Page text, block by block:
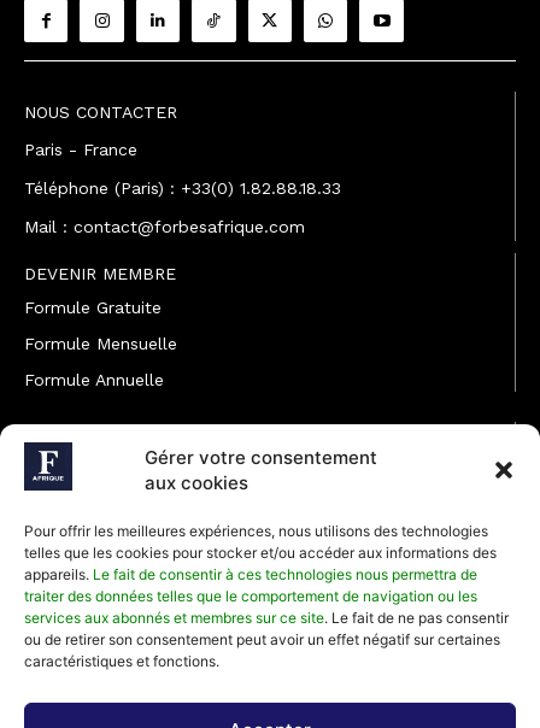
Gérer votre consentement
aux cookies
Pour offrir les meilleures expériences, nous utilisons des technologies
telles que les cookies pour stocker et/ou accéder aux informations des
appareils. Le fait de consentir à ces technologies nous permettra de
traiter des données telles que le comportement de navigation ou les
services aux abonnés et membres sur ce site. Le fait de ne pas consentir
ou de retirer son consentement peut avoir un effet négatif sur certaines
caractéristiques et fonctions.
NOUS CONTACTER
Paris - France
Téléphone (Paris) : +33(0) 1.82.88.18.33
Mail : contact@forbesafrique.com
DEVENIR MEMBRE
Formule Gratuite
Formule Mensuelle
Formule Annuelle
JOINDRE L'ÉQUIPE
Rédaction
Développement commercial
Communiquer avec Forbes Afrique
Média Kit 2026